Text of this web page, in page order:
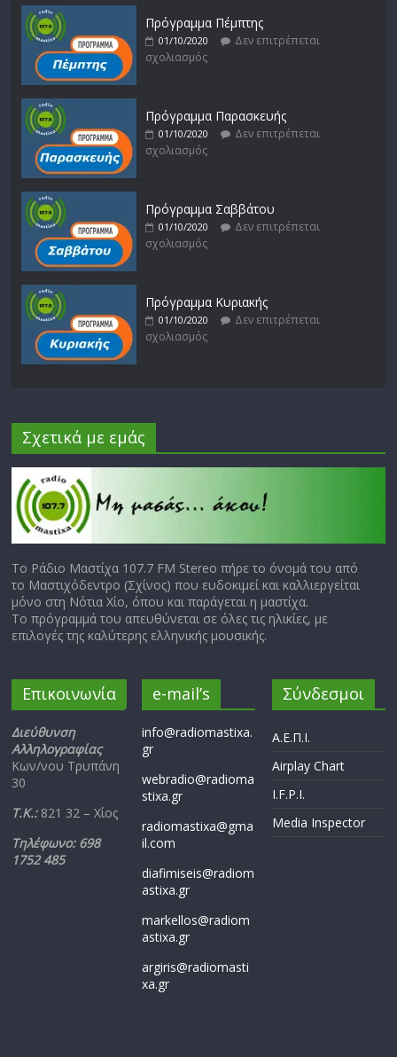
Πρόγραμμα Πέμπτης
01/10/2020
Δεν επιτρέπεται
σχολιασμός
Πρόγραμμα Παρασκευής
01/10/2020
Δεν επιτρέπεται
σχολιασμός
Πρόγραμμα Σαββάτου
01/10/2020
Δεν επιτρέπεται
σχολιασμός
Πρόγραμμα Κυριακής
01/10/2020
Δεν επιτρέπεται
σχολιασμός
Σχετικά με εμάς
Το Ράδιο Μαστίχα 107.7 FM Stereo πήρε το όνομά του από
το Μαστιχόδεντρο (Σχίνος) που ευδοκιμεί και καλλιεργείται
μόνο στη Νότια Χίο, όπου και παράγεται η μαστίχα.
Το πρόγραμμά του απευθύνεται σε όλες τις ηλικίες, με
επιλογές της καλύτερης ελληνικής μουσικής.
Επικοινωνία
Διεύθυνση
Αλληλογραφίας
Κων/νου Τρυπάνη
30
Τ.Κ.: 821 32 – Χίος
Τηλέφωνο: 698
1752 485
e-mail’s
info@radiomastixa.
gr
webradio@radioma
stixa.gr
radiomastixa@gma
il.com
diafimiseis@radiom
astixa.gr
markellos@radiom
astixa.gr
argiris@radiomasti
xa.gr
Σύνδεσμοι
Α.Ε.Π.Ι.
Airplay Chart
I.F.P.I.
Media Inspector